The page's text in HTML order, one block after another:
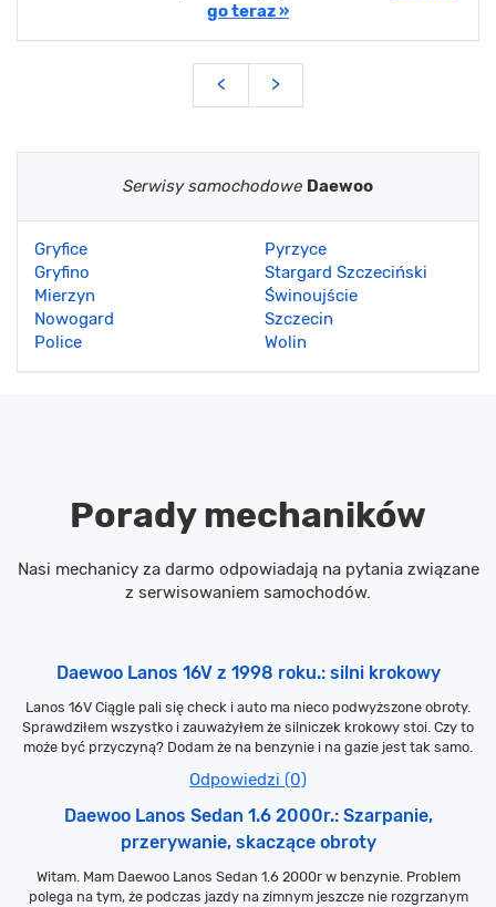
go teraz »
< >
Serwisy samochodowe Daewoo
Gryfice
Gryfino
Mierzyn
Nowogard
Police
Pyrzyce
Stargard Szczeciński
Świnoujście
Szczecin
Wolin
Porady mechaników
Nasi mechanicy za darmo odpowiadają na pytania związane
z serwisowaniem samochodów.
Daewoo Lanos 16V z 1998 roku.: silni krokowy
Lanos 16V Ciągle pali się check i auto ma nieco podwyższone obroty.
Sprawdziłem wszystko i zauważyłem że silniczek krokowy stoi. Czy to
może być przyczyną? Dodam że na benzynie i na gazie jest tak samo.
Odpowiedzi (0)
Daewoo Lanos Sedan 1.6 2000r.: Szarpanie,
przerywanie, skaczące obroty
Witam. Mam Daewoo Lanos Sedan 1.6 2000r w benzynie. Problem
polega na tym, że podczas jazdy na zimnym jeszcze nie rozgrzanym